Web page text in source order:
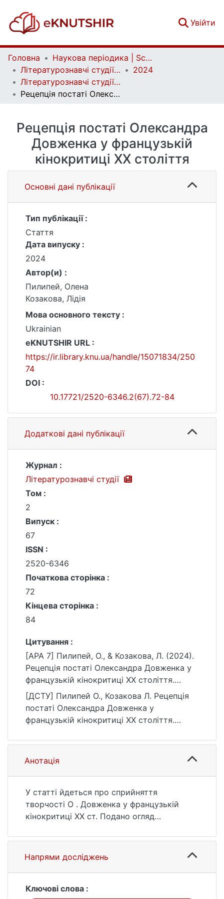
Увійти
Головна
Наукова періодика | Scientific periodicals
Літературознавчі студії | Literary Studies
2024
Літературознавчі студії. Том 2. № 67
Рецепція постаті Олександра Довженка у французькій кінокритиці ХХ століття
Рецепція постаті Олександра
Довженка у французькій
кінокритиці ХХ століття
Основні дані публікації
Тип публікації :
Стаття
Дата випуску :
2024
Автор(и) :
Пилипей, Олена
Козакова, Лідія
Мова основного тексту :
Ukrainian
eKNUTSHIR URL :
https://ir.library.knu.ua/handle/15071834/250
74
DOI :
10.17721/2520-6346.2(67).72-84
Додаткові дані публікації
Журнал :
Літературознавчі студії
Том :
2
Випуск :
67
ISSN :
2520-6346
Початкова сторінка :
72
Кінцева сторінка :
84
Цитування :
[APA 7] Пилипей, О., & Козакова, Л. (2024).
Рецепція постаті Олександра Довженка у
французькій кінокритиці ХХ століття.
Літературознавчі студії, 2(67), 72–84.
https://doi.org/10.17721/2520-6346.2(67).72-
84
[ДСТУ] Пилипей О., Козакова Л. Рецепція
постаті Олександра Довженка у
французькій кінокритиці ХХ століття.
72—84. DOI: 10.17721/2520-6346.2(67).72-
84 (дата звернення: 25.07.2026).
Анотація
У статті йдеться про сприйняття
творчості О . Довженка у французькій
кінокритиці ХХ ст. Подано огляд
кінокритикою рецепції творчості
українського кінорежисера.
Проаналізовано праці Є. Деслава, Л.
Аменгаля та ін. Зазначено аспекти, на які
Напрями досліджень
Ключові слова :